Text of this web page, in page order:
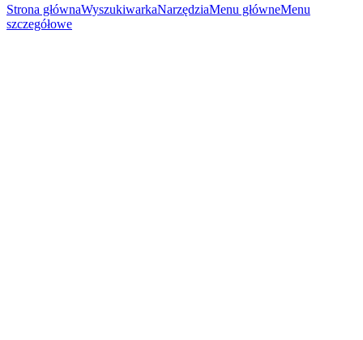
Strona głównaWyszukiwarkaNarzędziaMenu główneMenu
szczegółowe